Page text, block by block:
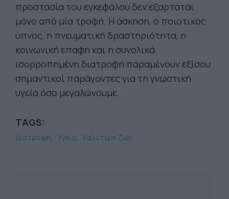
προστασία του εγκεφάλου δεν εξαρτάται
μόνο από μία τροφή. Η άσκηση, ο ποιοτικός
ύπνος, η πνευματική δραστηριότητα, η
κοινωνική επαφή και η συνολικά
ισορροπημένη διατροφή παραμένουν εξίσου
σημαντικοί παράγοντες για τη γνωστική
υγεία όσο μεγαλώνουμε.
TAGS:
Διατροφή Υγεία Καλύτερη ζωή